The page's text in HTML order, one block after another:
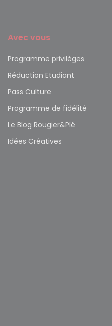
Avec vous
Programme privilèges
Réduction Etudiant
Pass Culture
Programme de fidélité
Le Blog Rougier&Plé
Idées Créatives